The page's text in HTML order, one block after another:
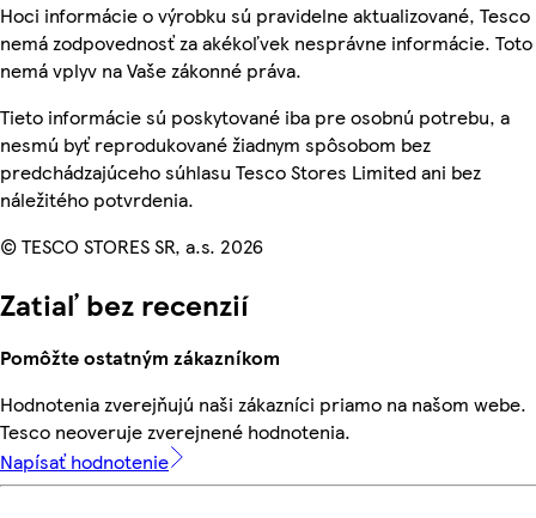
Hoci informácie o výrobku sú pravidelne aktualizované, Tesco
nemá zodpovednosť za akékoľvek nesprávne informácie. Toto
nemá vplyv na Vaše zákonné práva.
Tieto informácie sú poskytované iba pre osobnú potrebu, a
nesmú byť reprodukované žiadnym spôsobom bez
predchádzajúceho súhlasu Tesco Stores Limited ani bez
náležitého potvrdenia.
© TESCO STORES SR, a.s. 2026
Zatiaľ bez recenzií
Pomôžte ostatným zákazníkom
Hodnotenia zverejňujú naši zákazníci priamo na našom webe.
Tesco neoveruje zverejnené hodnotenia.
Napísať hodnotenie